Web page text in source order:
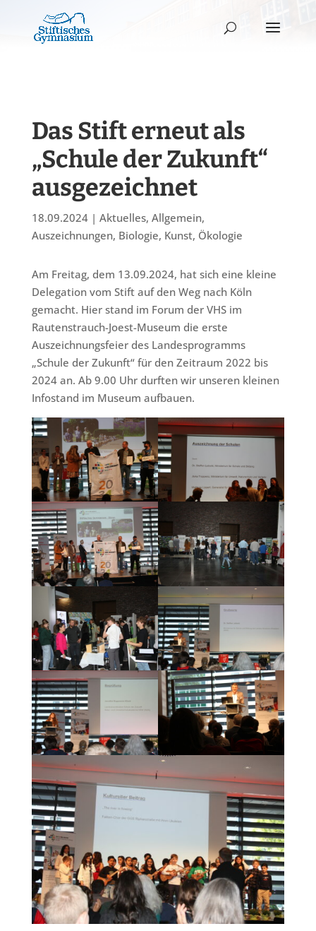
Das Stift erneut als
„Schule der Zukunft“
ausgezeichnet
18.09.2024| Aktuelles, Allgemein,
Auszeichnungen, Biologie, Kunst, Ökologie
Am Freitag, dem 13.09.2024, hat sich eine kleine
Delegation vom Stift auf den Weg nach Köln
gemacht. Hier stand im Forum der VHS im
Rautenstrauch-Joest-Museum die erste
Auszeichnungsfeier des Landesprogramms
„Schule der Zukunft“ für den Zeitraum 2022 bis
2024 an. Ab 9.00 Uhr durften wir unseren kleinen
Infostand im Museum aufbauen.